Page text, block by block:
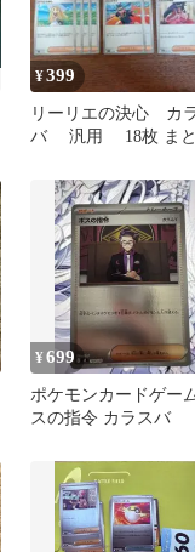
¥399
リーリエの決心 カ
バ 汎用 18枚 ま
カ②
¥699
ポケモンカードゲー
スの指令 カラスバ